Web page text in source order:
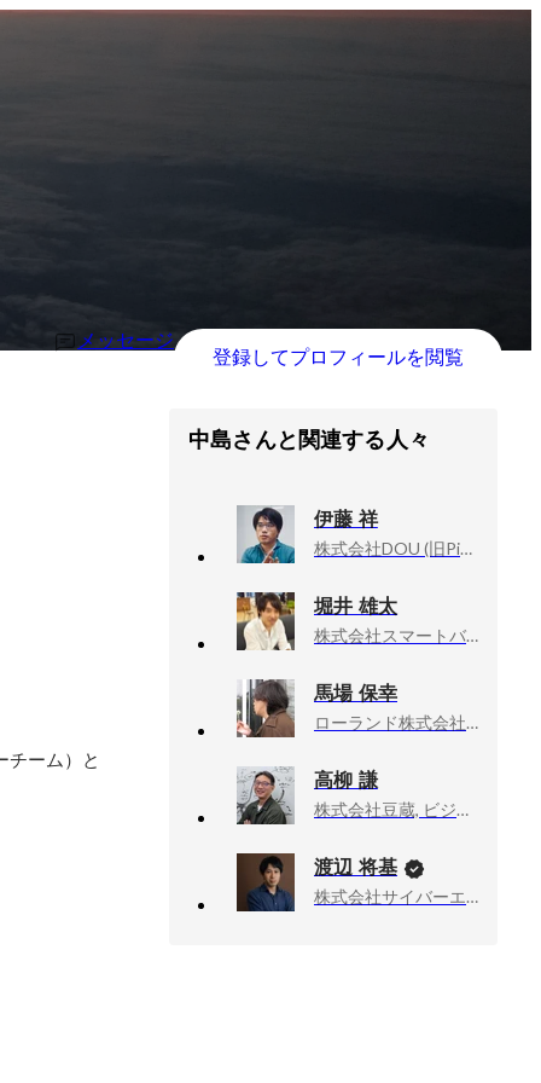
メッセージ
登録してプロフィールを閲覧
チーム）と
中島さんと関連する人々
伊藤 祥
株式会社DOU (旧PitPa), リードエンジニア
堀井 雄太
株式会社スマートバンク, Co-Founder CTO
馬場 保幸
ローランド株式会社, Cloud本部 Apps & Platform開発部
高柳 謙
株式会社豆蔵, ビジネスソリューション事業部
渡辺 将基
株式会社サイバーエージェント, 新R25編集長